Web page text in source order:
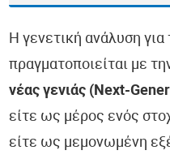
Η γενετική ανάλυση για
πραγματοποιείται με
νέας γενιάς (Next-
είτε ως μέρος ενός
είτε ως μεμονωμένη